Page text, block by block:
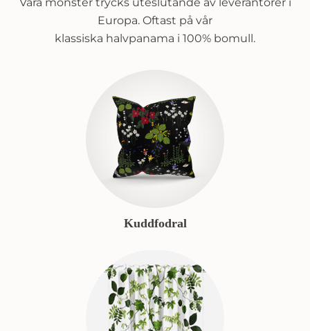
Europa. Oftast på vår
klassiska halvpanama i 100% bomull.
Kuddfodral